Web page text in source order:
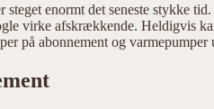
steget enormt det seneste stykke
virke afskrækkende. Heldigvis
på abonnement og